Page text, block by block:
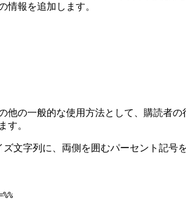
情報を追加します。
他の一般的な使用方法として、購読者
す。
文字列に、両側を囲むパーセント記号